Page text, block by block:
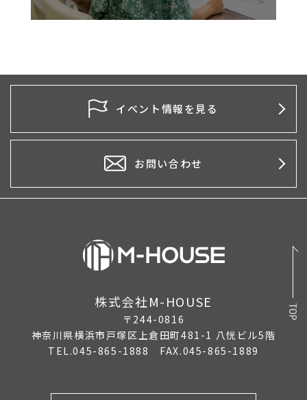
イベント情報を見る
お問い合わせ
株式会社M-HOUSE
〒244-0816
神奈川県横浜市戸塚区上倉田町481-1 八恍ビル5階
TEL.045-865-1888 FAX.045-865-1889